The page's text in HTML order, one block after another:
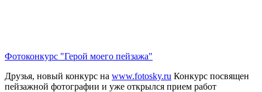
Фотоконкурс "Герой моего пейзажа"
Друзья, новый конкурс на www.fotosky.ru Конкурс посвящен
пейзажной фотографии и уже открылся прием работ